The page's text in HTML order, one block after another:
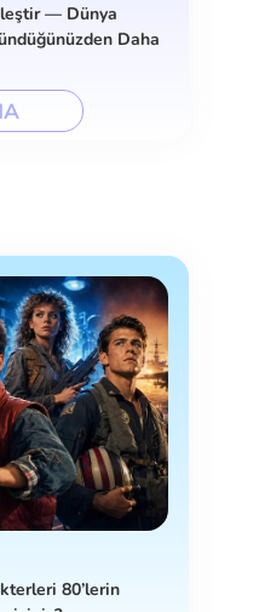
— Dünya
Daha
80’lerin